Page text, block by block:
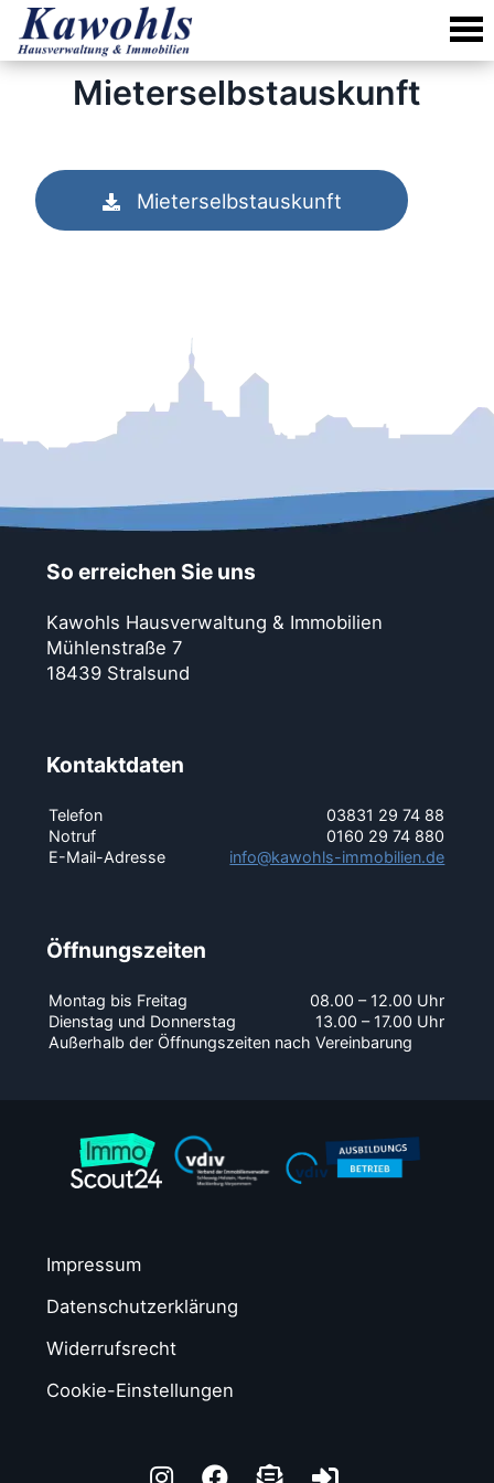
Skip
content
Mieterselbstauskunft
Mieterselbstauskunft
So erreichen Sie uns
Kawohls Hausverwaltung & Immobilien
Mühlenstraße 7
18439 Stralsund
Kontaktdaten
Telefon
03831 29 74 88
Notruf
0160 29 74 880
E-Mail-Adresse
info@kawohls-immobilien.de
Öffnungszeiten
Montag bis Freitag
08.00 – 12.00 Uhr
Dienstag und Donnerstag
13.00 – 17.00 Uhr
Außerhalb der Öffnungszeiten nach Vereinbarung
Impressum
Datenschutzerklärung
Widerrufsrecht
Cookie-Einstellungen